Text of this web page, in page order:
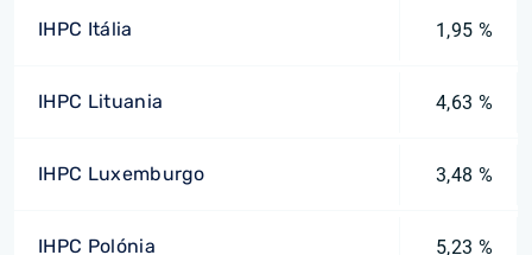
IHPC Itália 1,95 %
IHPC Lituania 4,63 %
IHPC Luxemburgo 3,48 %
IHPC Polónia 5,23 %